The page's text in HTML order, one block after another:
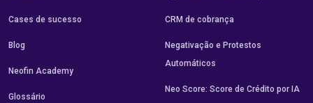
Cases de sucesso
Blog
Neofin Academy
Glossário
CRM de cobrança
Negativação e Protestos
Automáticos
Neo Score: Score de Crédito por IA